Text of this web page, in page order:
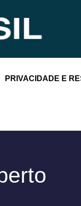
PRIVACIDADE E